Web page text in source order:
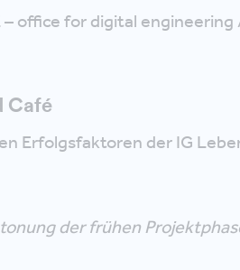
– office for digital
Café
Erfolgsfaktoren der IG
der frühen